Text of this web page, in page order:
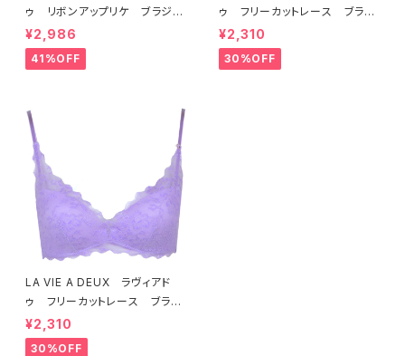
ゥ リボンアップリケ ブラジャ
ー（ラベンダー） 22293 SA
LE セール 送料無料
¥2,986
41%OFF
ゥ フリーカットレース ブラレ
ット ソフトブラ（トマトレッド）2
2457 SALE 送料無料
¥2,310
30%OFF
LA VIE A DEUX ラヴィアド
ゥ フリーカットレース ブラレ
ット ソフトブラ（ラベンダー）22
463 SALE 送料無料
¥2,310
30%OFF